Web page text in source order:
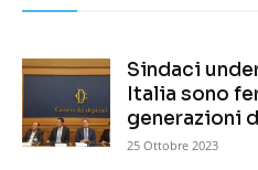
Sindaci
Italia sono
generazioni
25 Ottobre 2023